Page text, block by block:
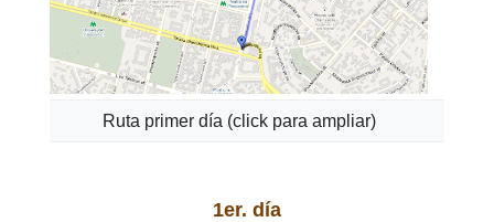
Ruta primer día (click para ampliar)
1er. día